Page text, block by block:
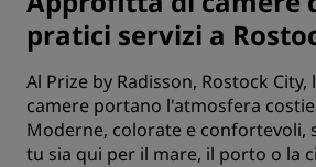
pratici servizi a
Al Prize by Radisson, Rostock City,
camere portano l'atmosfera
Moderne, colorate e confortevoli,
tu sia qui per il mare, il porto o la